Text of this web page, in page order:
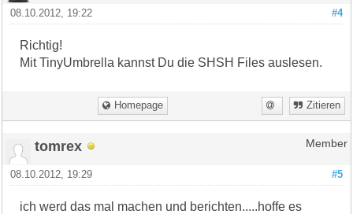
#4
08.10.2012, 19:22
Richtig!
Mit TinyUmbrella kannst Du die SHSH Files auslesen.
Homepage Zitieren
tomrex Member
#5
08.10.2012, 19:29
ich werd das mal machen und berichten.....hoffe es